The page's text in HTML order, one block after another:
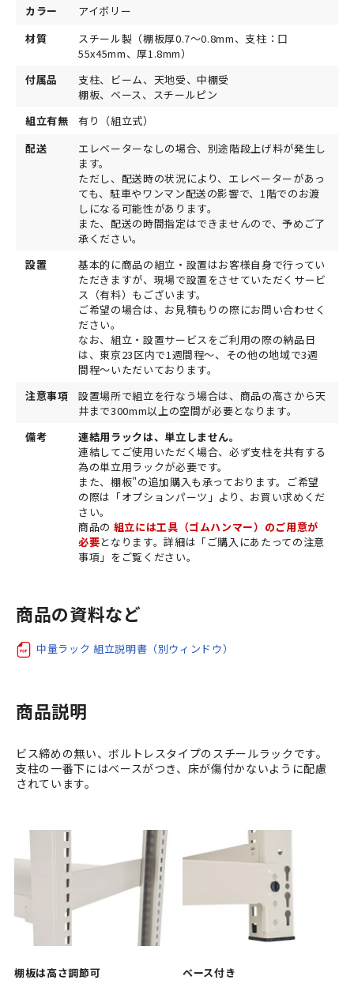
カラー
アイボリー
材質
スチール製（棚板厚0.7～0.8mm、支柱：口
55x45mm、厚1.8mm）
付属品
支柱、ビーム、天地受、中棚受
棚板、ベース、スチールピン
組立有無
有り（組立式）
配送
エレベーターなしの場合、別途階段上げ料が発生し
ます。
ただし、配送時の状況により、エレベーターがあっ
ても、駐車やワンマン配送の影響で、1階でのお渡
しになる可能性があります。
また、配送の時間指定はできませんので、予めご了
承ください。
設置
基本的に商品の組立・設置はお客様自身で行ってい
ただきますが、現場で設置をさせていただくサービ
ス（有料）もございます。
ご希望の場合は、お見積もりの際にお問い合わせく
ださい。
なお、組立・設置サービスをご利用の際の納品日
は、東京23区内で1週間程～、その他の地域で3週
間程～いただいております。
注意事項
設置場所で組立を行なう場合は、商品の高さから天
井まで300mm以上の空間が必要となります。
備考
連結用ラックは、単立しません。
連結してご使用いただく場合、必ず支柱を共有する
為の単立用ラックが必要です。
また、棚板"の追加購入も承っております。ご希望
の際は「オプションパーツ」より、お買い求めくだ
さい。
商品の 組立には工具（ゴムハンマー）のご用意が
必要となります。詳細は「ご購入にあたっての注意
事項」をご覧ください。
商品の資料など
中量ラック 組立説明書（別ウィンドウ）
商品説明
ビス締めの無い、ボルトレスタイプのスチールラックです。
支柱の一番下にはベースがつき、床が傷付かないように配慮
されています。
棚板は高さ調節可
ベース付き